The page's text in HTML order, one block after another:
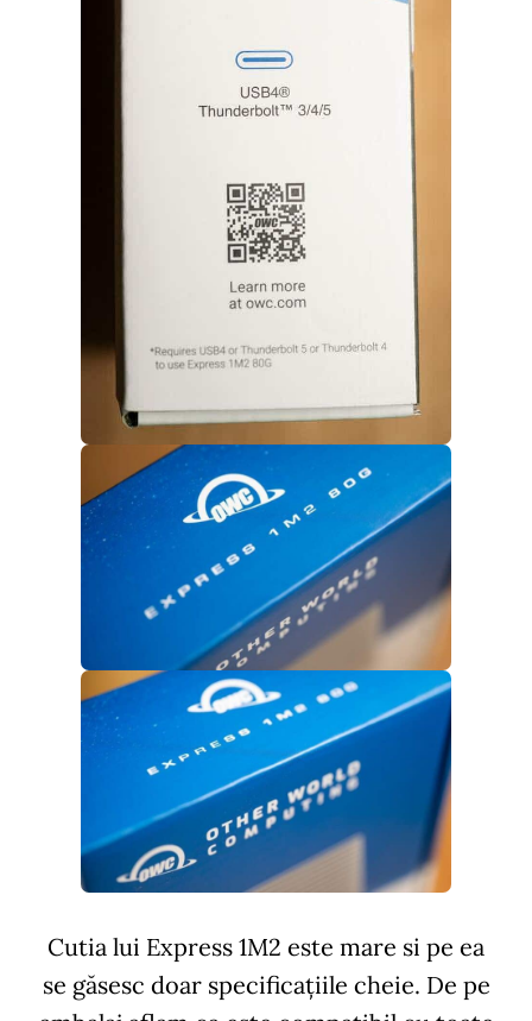
Cutia lui Express 1M2 este mare si pe ea
se găsesc doar specificațiile cheie. De pe